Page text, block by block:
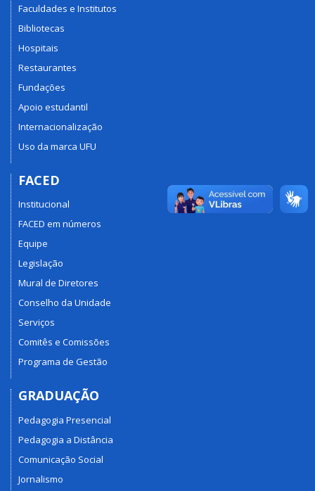
Faculdades e Institutos
Bibliotecas
Hospitais
Restaurantes
Fundações
Apoio estudantil
Internacionalização
Uso da marca UFU
FACED
Institucional
FACED em números
Equipe
Legislação
Mural de Diretores
Conselho da Unidade
Serviços
Comitês e Comissões
Programa de Gestão
GRADUAÇÃO
Pedagogia Presencial
Pedagogia a Distância
Comunicação Social
Jornalismo